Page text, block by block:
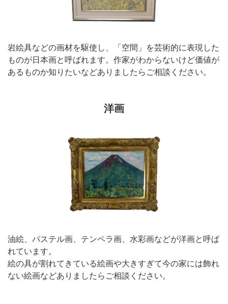
岩絵具などの画材を駆使し、「空間」を芸術的に表現した
ものが日本画と呼ばれます。作家がわからないけど価値が
あるものか知りたいなどありましたらご相談ください。
洋画
油絵、パステル画、テンペラ画、水彩画などが洋画と呼ば
れています。
絵の具が割れてきている絵画や大きすぎて今の家には飾れ
ない絵画などありましたらご相談ください。